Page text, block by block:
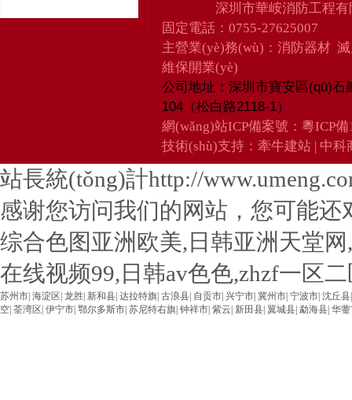
深圳市華峖消防工程
固定電話：0755-27625007
主營業(yè)務(wù)：消防器材
維保開業(yè)
公司地址： 深圳市寶安區(qū)石
104（松白路2118-1）
網(wǎng)站ICP備案號： 粵ICP
技術(shù)支持： 牽牛建站 | 中科
站長統(tǒng)計http://
感谢您访问我们的网站，您可能还
综合色图亚洲欧美,日韩亚洲天堂
在线视频99,日韩av色色,zhzf一区
苏州市 海淀区 龙胜 新和县 达拉特旗 古浪县 自贡市 兴宁市 冀州市 宁波市 沈丘县
空 荃湾区 伊宁市 鄂尔多斯市 苏尼特右旗 钟祥市 紫云 新田县 翼城县 勐海县 华